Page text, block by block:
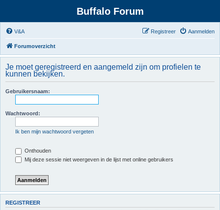
Buffalo Forum
V&A Aanmelden
Registreer
Forumoverzicht
Je moet geregistreerd en aangemeld zijn om profielen te
kunnen bekijken.
Gebruikersnaam:
Wachtwoord:
Ik ben mijn wachtwoord vergeten
Onthouden
Mij deze sessie niet weergeven in de lijst met online gebruikers
REGISTREER